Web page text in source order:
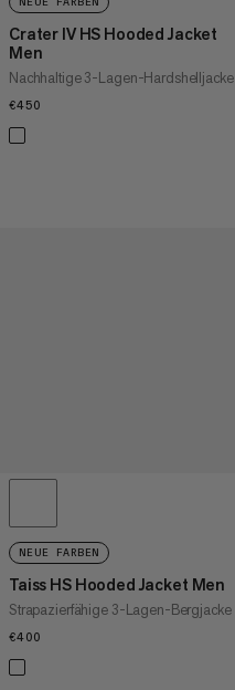
Crater IV HS Hooded Jacket
Men
Nachhaltige 3-Lagen-Hardshelljacke
€450
NEUE FARBEN
Taiss HS Hooded Jacket Men
Strapazierfähige 3-Lagen-Bergjacke
€400